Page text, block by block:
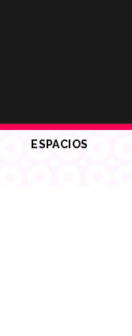
ESPACIOS